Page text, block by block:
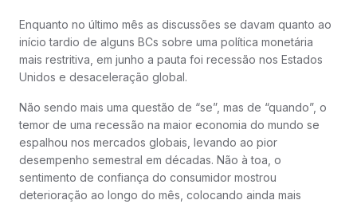
Enquanto no último mês as discussões se davam quanto ao
início tardio de alguns BCs sobre uma política monetária
mais restritiva, em junho a pauta foi recessão nos Estados
Unidos e desaceleração global.
Não sendo mais uma questão de “se”, mas de “quando”, o
temor de uma recessão na maior economia do mundo se
espalhou nos mercados globais, levando ao pior
desempenho semestral em décadas. Não à toa, o
sentimento de confiança do consumidor mostrou
deterioração ao longo do mês, colocando ainda mais